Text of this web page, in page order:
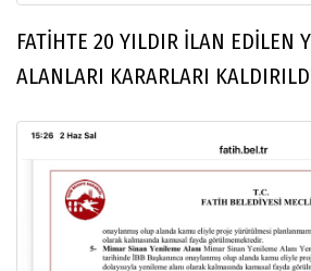
FATİHTE 20 YILDIR İLAN EDİLEN
ALANLARI KARARLARI